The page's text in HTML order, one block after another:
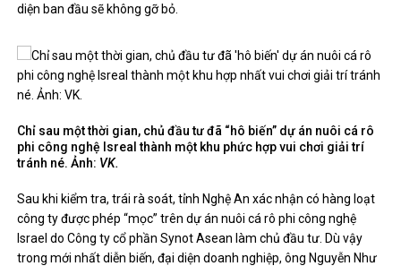
diện ban đầu sẽ không gỡ bỏ.
Chỉ sau một thời gian, chủ đầu tư đã “hô biến” dự án nuôi cá rô
phi công nghệ Isreal thành một khu phức hợp vui chơi giải trí
tránh né. Ảnh: VK.
Sau khi kiểm tra, trái rà soát, tỉnh Nghệ An xác nhận có hàng loạt
công ty được phép “mọc” trên dự án nuôi cá rô phi công nghệ
Israel do Công ty cổ phần Synot Asean làm chủ đầu tư. Dù vậy
trong mới nhất diễn biến, đại diện doanh nghiệp, ông Nguyễn Như